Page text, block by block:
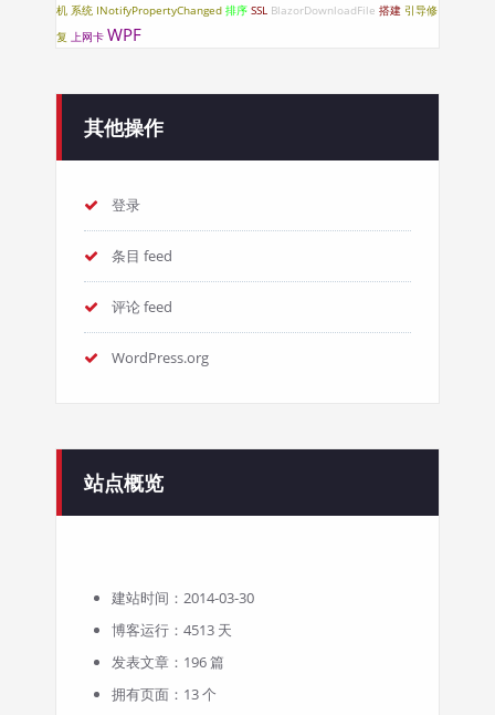
机 系统 INotifyPropertyChanged 排序 SSL BlazorDownloadFile 搭建 引导修
复 上网卡 WPF
其他操作
登录
条目 feed
评论 feed
WordPress.org
站点概览
建站时间：2014-03-30
博客运行：4513 天
发表文章：196 篇
拥有页面：13 个